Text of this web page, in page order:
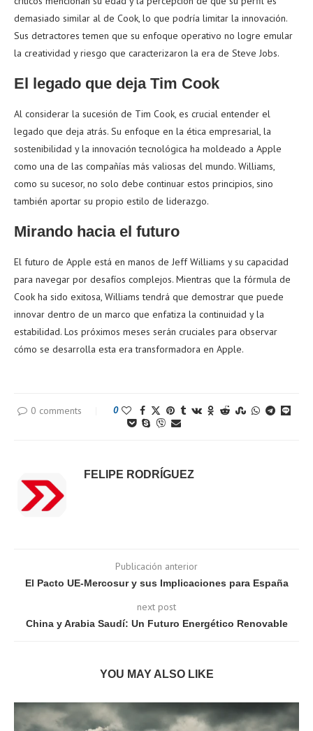
demasiado similar al de Cook, lo que podría limitar la innovación.
Sus detractores temen que su enfoque operativo no logre emular
la creatividad y riesgo que caracterizaron la era de Steve Jobs.
El legado que deja Tim Cook
Al considerar la sucesión de Tim Cook, es crucial entender el
legado que deja atrás. Su enfoque en la ética empresarial, la
sostenibilidad y la innovación tecnológica ha moldeado a Apple
como una de las compañías más valiosas del mundo. Williams,
como su sucesor, no solo debe continuar estos principios, sino
también aportar su propio estilo de liderazgo.
Mirando hacia el futuro
El futuro de Apple está en manos de Jeff Williams y su capacidad
para navegar por desafíos complejos. Mientras que la fórmula de
Cook ha sido exitosa, Williams tendrá que demostrar que puede
innovar dentro de un marco que enfatiza la continuidad y la
estabilidad. Los próximos meses serán cruciales para observar
cómo se desarrolla esta era transformadora en Apple.
0 comments 0
FELIPE RODRÍGUEZ
Publicación anterior
El Pacto UE-Mercosur y sus Implicaciones para España
next post
China y Arabia Saudí: Un Futuro Energético Renovable
YOU MAY ALSO LIKE